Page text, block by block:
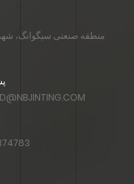
منطقه صنعتی سیگوانگ، شهر